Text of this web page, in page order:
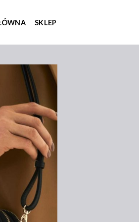
SKLEP